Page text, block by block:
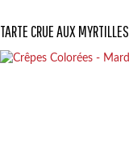
TARTE CRUE AUX MYRTILLES